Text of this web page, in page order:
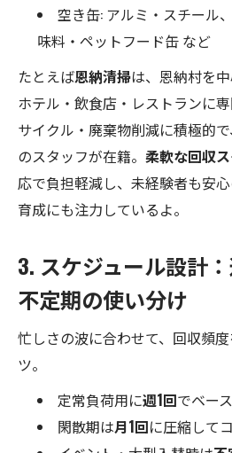
空き缶: アルミ・スチール
味料・ペットフード缶 など
たとえば恩納清掃は、恩納村を
ホテル・飲食店・レストランに
サイクル・廃棄物削減に積極的
のスタッフが在籍。 柔軟な回収
応で負担軽減し、未経験者も安
育成にも注力しているよ。
3. スケジュール設計：
不定期の使い分け
忙しさの波に合わせて、回収頻
ツ。
定常負荷用に週1回でベー
閑散期は月1回に圧縮して